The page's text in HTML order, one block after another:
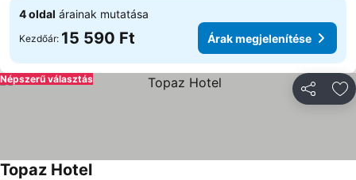
4 oldal árainak mutatása
Kezdőár: 15 590 Ft Árak megjelenítése
Népszerű választás
Topaz Hotel